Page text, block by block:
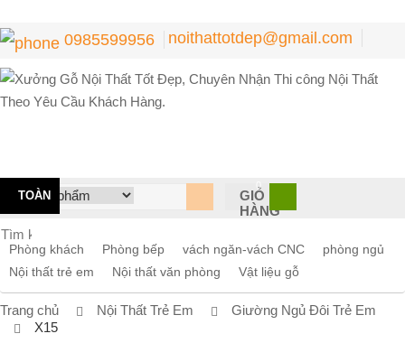
0985599956 noithattotdep@gmail.com
TOÀN
BỘ
DANH
GIỎ
HÀNG
0
Phòng khách Phòng bếp vách ngăn-vách CNC
phòng ngủ
Nội thất trẻ em
Nội thất văn phòng Vật liệu gỗ
Trang chủ Nội Thất Trẻ Em
Giường Ngủ Đôi Trẻ Em
X15